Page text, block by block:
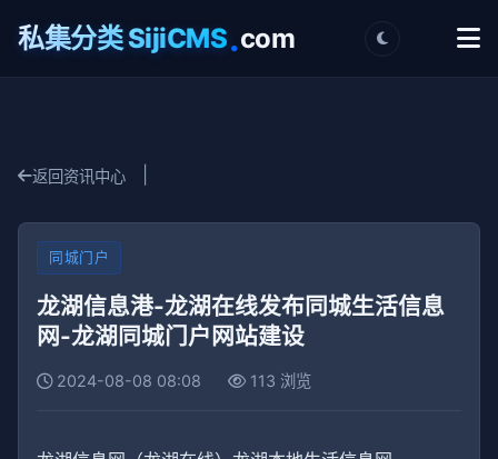
私集分类 SijiCMS.com
返回资讯中心
同城门户
龙湖信息港-龙湖在线发布同城生活信息
网-龙湖同城门户网站建设
2024-08-08 08:08 113 浏览